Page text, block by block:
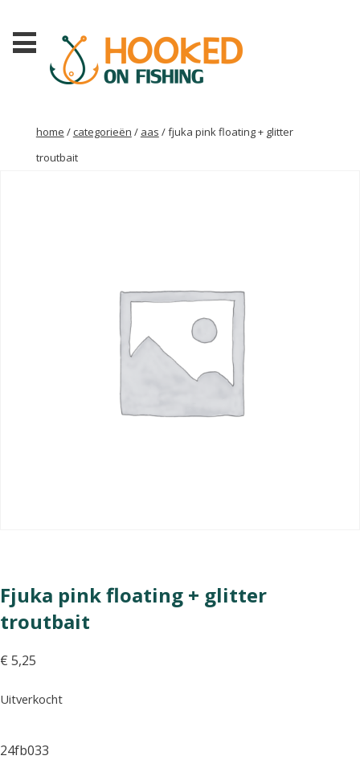
home / categorieën / aas / fjuka pink floating + glitter
troutbait
Fjuka pink floating + glitter
troutbait
€ 5,25
Uitverkocht
24fb033